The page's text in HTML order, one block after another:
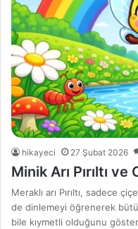
hikayeci 27 Şubat 2026
Minik Arı Pırıltı ve
Meraklı arı Pırıltı, sadece
de dinlemeyi öğrenerek
bile kıymetli olduğunu